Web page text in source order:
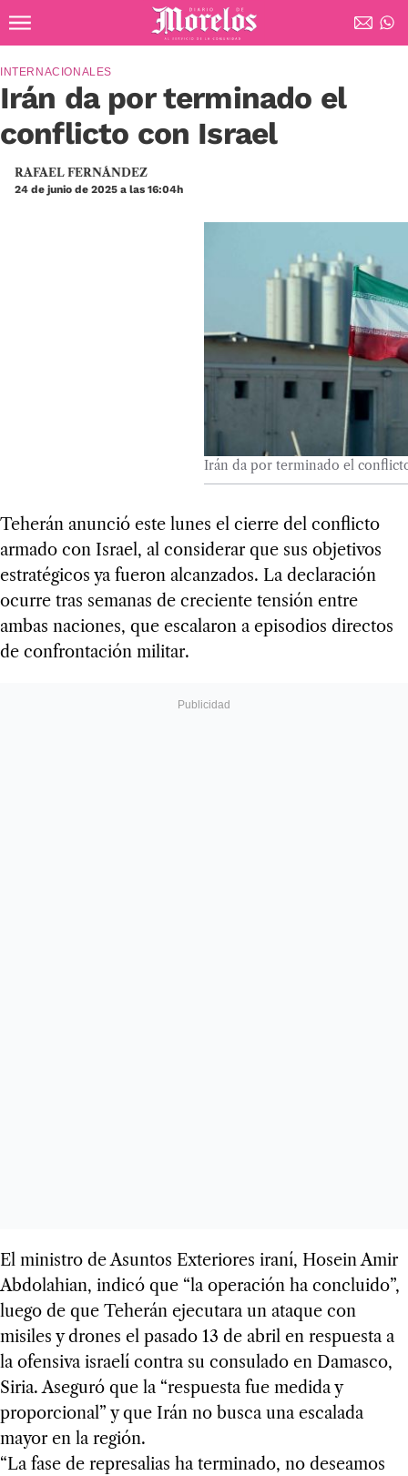
Diario de Morelos
Irán da por terminado el
conflicto con Israel
INTERNACIONALES
RAFAEL FERNÁNDEZ
24 de junio de 2025 a las 16:04h
Irán da por terminado el
Teherán anunció este lunes el cierre del conflicto
armado con Israel, al considerar que sus objetivos
estratégicos ya fueron alcanzados. La declaración
ocurre tras semanas de creciente tensión entre
ambas naciones, que escalaron a episodios directos
de confrontación militar.
El ministro de Asuntos Exteriores iraní, Hosein Amir
Abdolahian, indicó que “la operación ha concluido”,
luego de que Teherán ejecutara un ataque con
misiles y drones el pasado 13 de abril en respuesta a
la ofensiva israelí contra su consulado en Damasco,
Siria. Aseguró que la “respuesta fue medida y
proporcional” y que Irán no busca una escalada
mayor en la región.
“La fase de represalias ha terminado, no deseamos